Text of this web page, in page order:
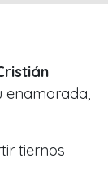
tiernos